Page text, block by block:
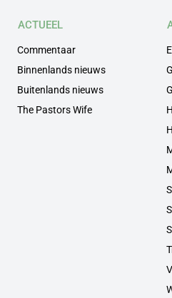
ACTUEEL
Commentaar
Binnenlands nieuws
Buitenlands nieuws
The Pastors Wife